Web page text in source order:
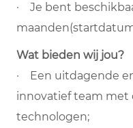
· Je bent
Wat bieden wij jou?
· Een uitdagende
innovatief team met
technologen;